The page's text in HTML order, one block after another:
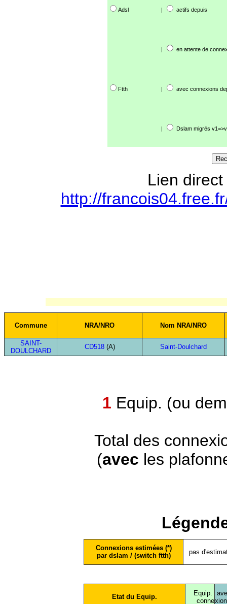
Adsl | actifs depuis
| en attente de
Ftth | avec connexions
| Dslam migrés
Lien
http://
Commune NRA/NRO Nom NRA/NRO
SAINT-
DOULCHARD
CD518(A) Saint-Doulchard
1 Equip. (ou
Total des
(avec les
Connexions estimées (*)
par dslam / (switch ftth)
pas
Etat du Equip.
Equip.
conne